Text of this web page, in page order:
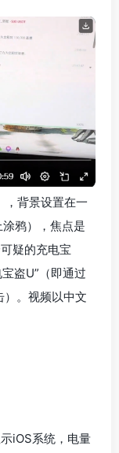
，背景设置在一
鸦），焦点是
疑的充电宝
盗U”（即通过
。视频以中文
iOS系统，电量